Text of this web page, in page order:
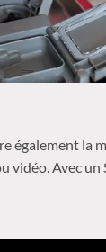
également la
vidéo. Avec un